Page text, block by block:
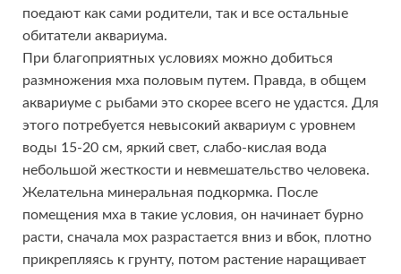
поедают как сами родители, так и все остальные
обитатели аквариума.
При благоприятных условиях можно добиться
размножения мха половым путем. Правда, в общем
аквариуме с рыбами это скорее всего не удастся. Для
этого потребуется невысокий аквариум с уровнем
воды 15-20 см, яркий свет, слабо-кислая вода
небольшой жесткости и невмешательство человека.
Желательна минеральная подкормка. После
помещения мха в такие условия, он начинает бурно
расти, сначала мох разрастается вниз и вбок, плотно
прикрепляясь к грунту, потом растение наращивает